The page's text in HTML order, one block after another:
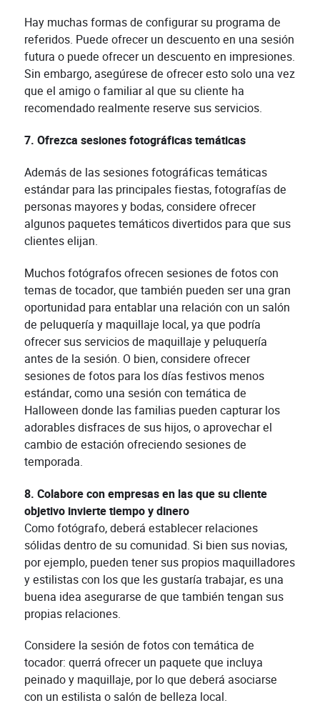
Hay muchas formas de configurar su programa de
referidos. Puede ofrecer un descuento en una sesión
futura o puede ofrecer un descuento en impresiones.
Sin embargo, asegúrese de ofrecer esto solo una vez
que el amigo o familiar al que su cliente ha
recomendado realmente reserve sus servicios.
7. Ofrezca sesiones fotográficas temáticas
Además de las sesiones fotográficas temáticas
estándar para las principales fiestas, fotografías de
personas mayores y bodas, considere ofrecer
algunos paquetes temáticos divertidos para que sus
clientes elijan.
Muchos fotógrafos ofrecen sesiones de fotos con
temas de tocador, que también pueden ser una gran
oportunidad para entablar una relación con un salón
de peluquería y maquillaje local, ya que podría
ofrecer sus servicios de maquillaje y peluquería
antes de la sesión. O bien, considere ofrecer
sesiones de fotos para los días festivos menos
estándar, como una sesión con temática de
Halloween donde las familias pueden capturar los
adorables disfraces de sus hijos, o aprovechar el
cambio de estación ofreciendo sesiones de
temporada.
8. Colabore con empresas en las que su cliente
objetivo invierte tiempo y dinero
Como fotógrafo, deberá establecer relaciones
sólidas dentro de su comunidad. Si bien sus novias,
por ejemplo, pueden tener sus propios maquilladores
y estilistas con los que les gustaría trabajar, es una
buena idea asegurarse de que también tengan sus
propias relaciones.
Considere la sesión de fotos con temática de
tocador: querrá ofrecer un paquete que incluya
peinado y maquillaje, por lo que deberá asociarse
con un estilista o salón de belleza local.